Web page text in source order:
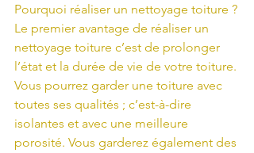
Pourquoi réaliser un nettoyage toiture ?
Le premier avantage de réaliser un
nettoyage toiture c’est de prolonger
l’état et la durée de vie de votre toiture.
Vous pourrez garder une toiture avec
toutes ses qualités ; c’est-à-dire
isolantes et avec une meilleure
porosité. Vous garderez également des